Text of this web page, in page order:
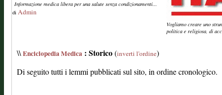
Informazione medica libera per una salute senza condizionamenti...
di Admin
Vogliamo creare uno
politica e religiosa, di
\\Enciclopedia Medica : Storico(inverti l'ordine)
Di seguito tutti i lemmi pubblicati sul sito, in ordine cronologico.